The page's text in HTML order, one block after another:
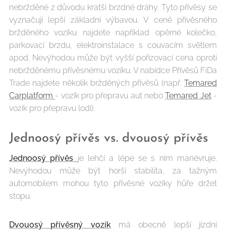
nebržděné z důvodu kratší brzdné dráhy. Tyto přívěsy se
vyznačují lepší základní výbavou. V ceně přívěsného
bržděného vozíku najdete například opěrné kolečko,
parkovací brzdu, elektroinstalace s couvacím světlem
apod. Nevýhodou může být vyšší pořizovací cena oproti
nebržděnému přívěsnému vozíku. V nabídce Přívěsů FiDa
Trade najdete několik bržděných přívěsů (např. Temared
Carplatform - vozík pro přepravu aut neboTemared Jet-
vozík pro přepravu lodí).
Jednoosý přívěs vs. dvouosý přívěs
Jednoosý přívěs je lehčí a lépe se s ním manévruje.
Nevýhodou může být horší stabilita, za tažným
automobilem mohou tyto přívěsné vozíky hůře držet
stopu.
Dvouosý přívěsný vozík má obecně lepší jízdní